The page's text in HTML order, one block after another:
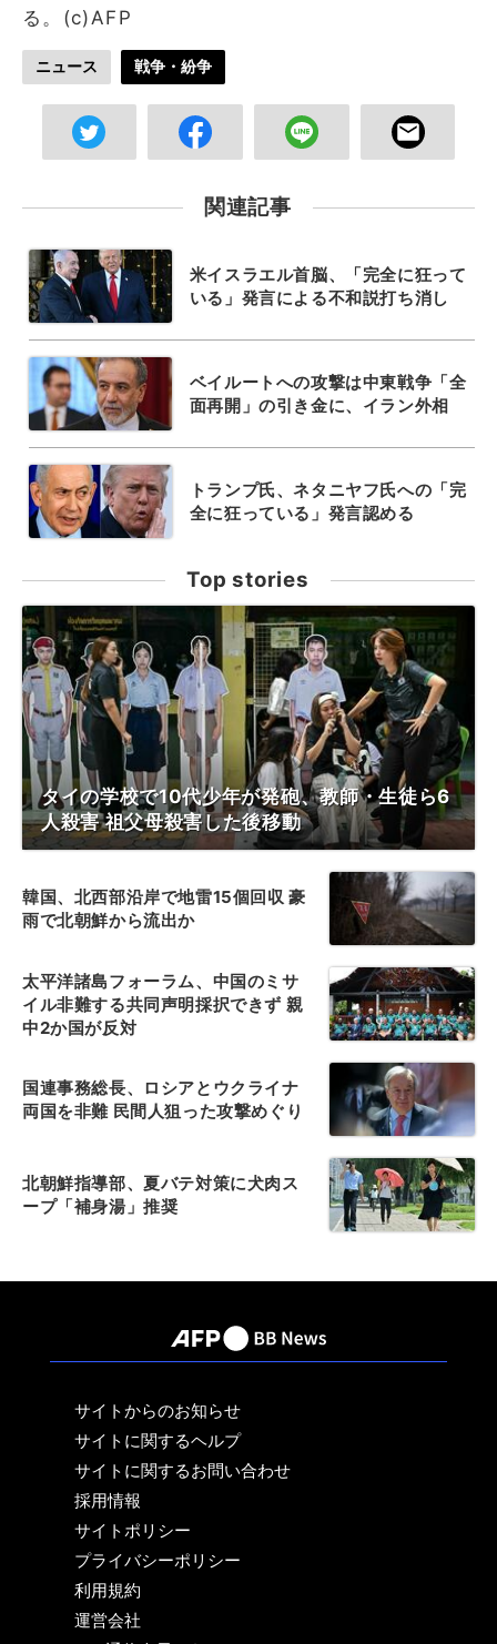
る。(c)AFP
ニュース 戦争・紛争
関連記事
米イスラエル首脳、「完全に狂って
いる」発言による不和説打ち消し
ベイルートへの攻撃は中東戦争「全
面再開」の引き金に、イラン外相
トランプ氏、ネタニヤフ氏への「完
全に狂っている」発言認める
Top stories
タイの学校で10代少年が発砲、教師・生徒ら6
人殺害 祖父母殺害した後移動
韓国、北西部沿岸で地雷15個回収 豪
雨で北朝鮮から流出か
太平洋諸島フォーラム、中国のミサ
イル非難する共同声明採択できず 親
中2か国が反対
国連事務総長、ロシアとウクライナ
両国を非難 民間人狙った攻撃めぐり
北朝鮮指導部、夏バテ対策に犬肉ス
ープ「補身湯」推奨
サイトからのお知らせ
サイトに関するヘルプ
サイトに関するお問い合わせ
採用情報
サイトポリシー
プライバシーポリシー
利用規約
運営会社